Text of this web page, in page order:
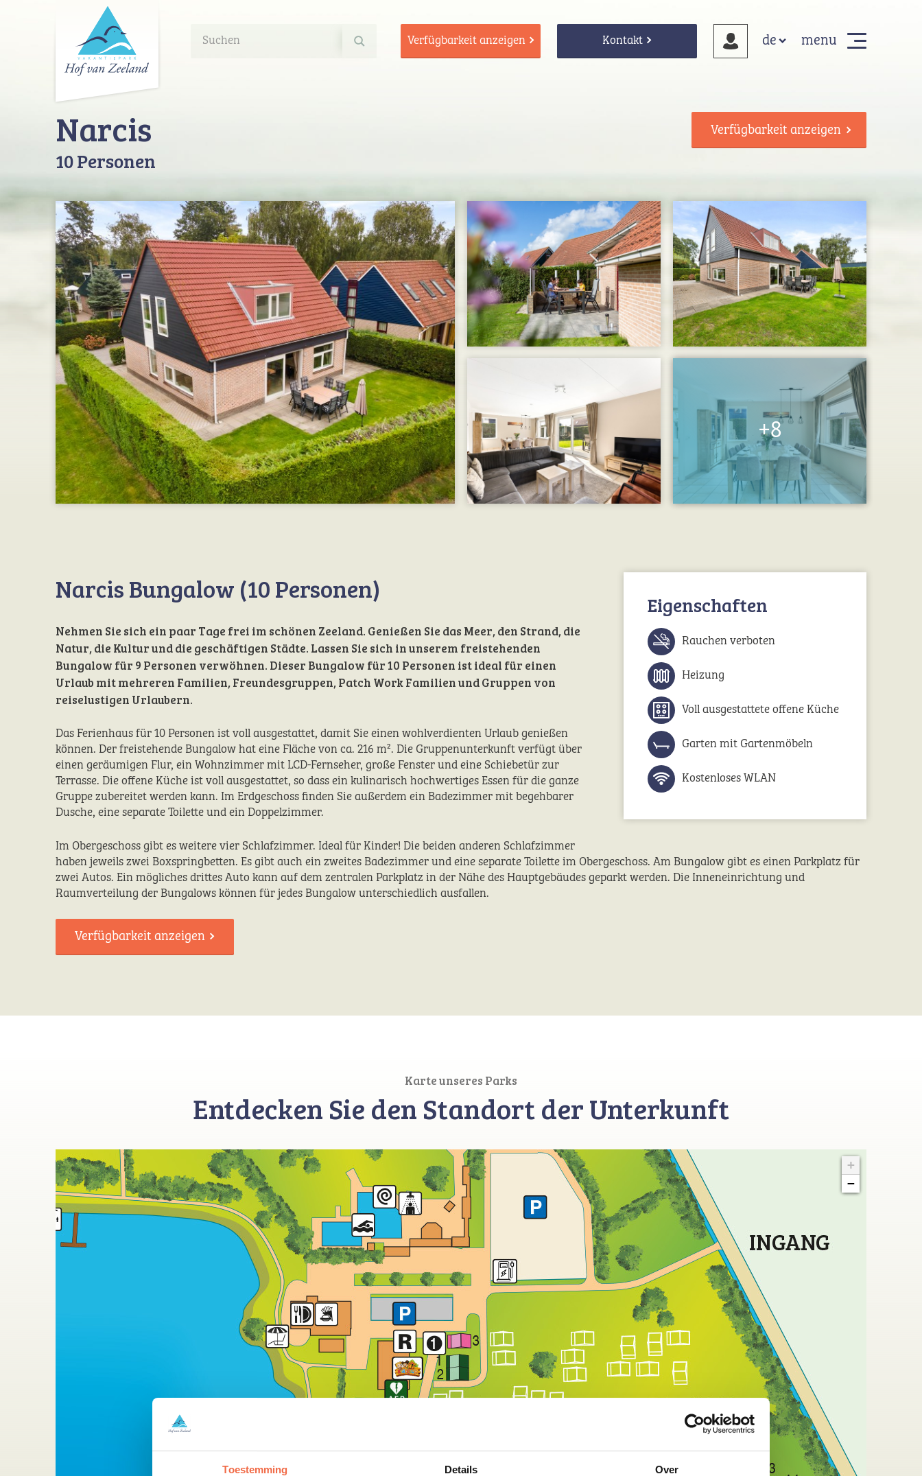
Toestemming Details Over
search:
Verfügbarkeit anzeigen
Kontakt
menu
Verfügbarkeit anzeigen
Narcis
10 Personen
Eigenschaften
Rauchen verboten
Heizung
Voll ausgestattete offene Küche
Garten mit Gartenmöbeln
Kostenloses WLAN
Narcis Bungalow (10 Personen)
Nehmen Sie sich ein paar Tage frei im schönen Zeeland. Genießen Sie das Meer, den Strand, die
Natur, die Kultur und die geschäftigen Städte. Lassen Sie sich in unserem freistehenden
Bungalow für 9 Personen verwöhnen. Dieser Bungalow für 10 Personen ist ideal für einen
Urlaub mit mehreren Familien, Freundesgruppen, Patch Work Familien und Gruppen von
reiselustigen Urlaubern.
Das Ferienhaus für 10 Personen ist voll ausgestattet, damit Sie einen wohlverdienten Urlaub genießen
können. Der freistehende Bungalow hat eine Fläche von ca. 216 m². Die Gruppenunterkunft verfügt über
einen geräumigen Flur, ein Wohnzimmer mit LCD-Fernseher, große Fenster und eine Schiebetür zur
Terrasse. Die offene Küche ist voll ausgestattet, so dass ein kulinarisch hochwertiges Essen für die ganze
Gruppe zubereitet werden kann. Im Erdgeschoss finden Sie außerdem ein Badezimmer mit begehbarer
Dusche, eine separate Toilette und ein Doppelzimmer.
Im Obergeschoss gibt es weitere vier Schlafzimmer. Ideal für Kinder! Die beiden anderen Schlafzimmer
haben jeweils zwei Boxspringbetten. Es gibt auch ein zweites Badezimmer und eine separate Toilette im Obergeschoss. Am Bungalow gibt es einen Parkplatz für
zwei Autos. Ein mögliches drittes Auto kann auf dem zentralen Parkplatz in der Nähe des Hauptgebäudes geparkt werden. Die Inneneinrichtung und
Raumverteilung der Bungalows können für jedes Bungalow unterschiedlich ausfallen.
Verfügbarkeit anzeigen
Karte unseres Parks
Entdecken Sie den Standort der Unterkunft
+
−